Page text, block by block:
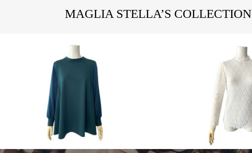
MAGLIA STELLA’S COLLECTION
2023 Autumn & Winter 2024 Spring & Summer